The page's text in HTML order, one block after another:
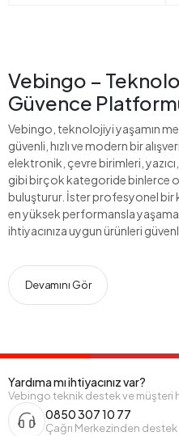
Vebingo –
Güvence
Vebingo, teknolojiyi yaşamın
güvenli, hızlı ve modern bir
elektronik, çevre birimleri,
gibi birçok kategoride binlerce
buluşturur. İster profesyonel bir
en yüksek performansla
ihtiyacınıza uygun ürünleri
Devamını Gör
Yardıma mı ihtiyacınız var?
Vebingo teknik destek ve müşteri
0850 307 10 77
Çağrı Merkezinden destek